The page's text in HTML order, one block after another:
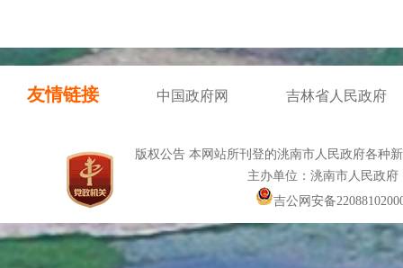
友情链接 中国政府网 吉林省人民政府
版权公告 本网站所刊登的洮南市人民政府各种
主办单位：洮南市人民政
吉公网安备